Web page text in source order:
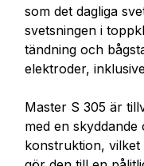
som det dagliga
svetsningen i
tändning och
elektroder,
Master S 305 är
med en
konstruktion,